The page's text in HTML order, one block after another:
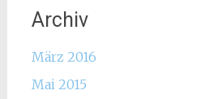
Archiv
März 2016
Mai 2015